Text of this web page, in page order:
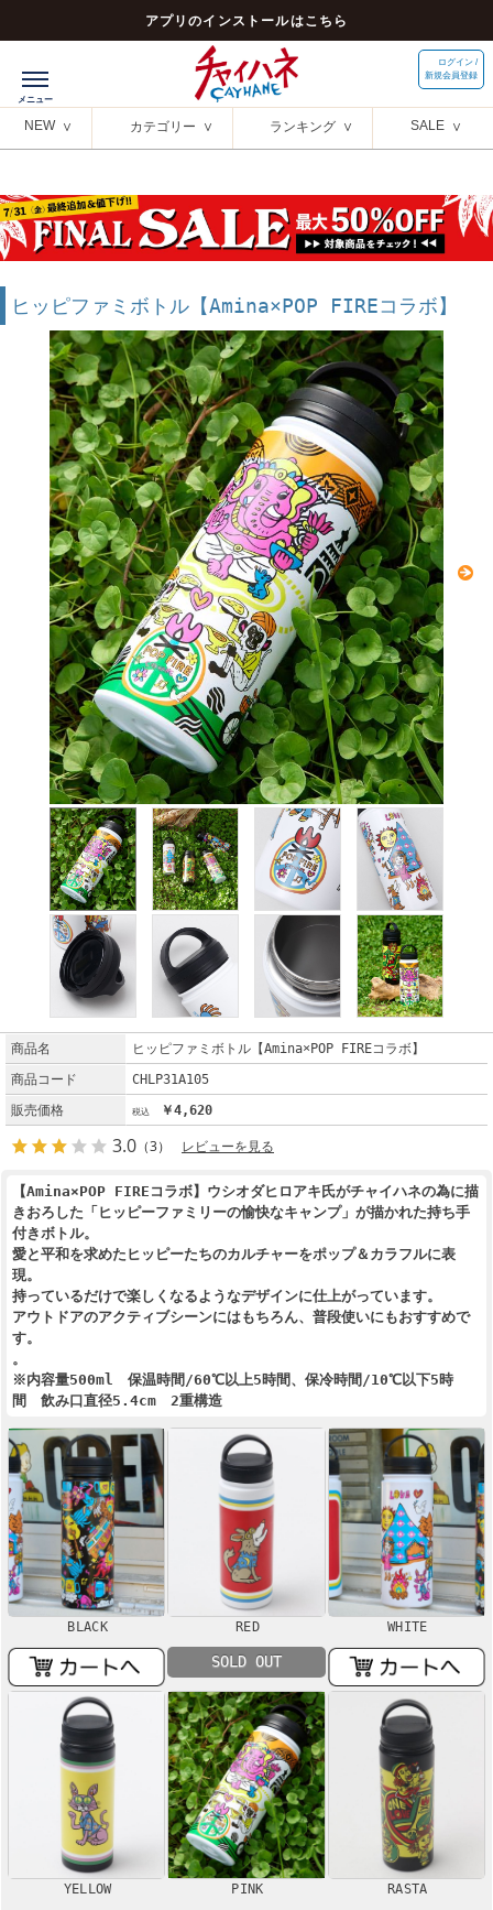
アプリのインストールはこちら
ログイン /
新規会員登録
NEW カテゴリー ランキング SALE
ヒッピファミボトル【Amina×POP FIREコラボ】
商品名
ヒッピファミボトル【Amina×POP FIREコラボ】
商品コード
CHLP31A105
販売価格
￥4,620
3.0 （3） レビューを見る
【Amina×POP FIREコラボ】ウシオダヒロアキ氏がチャイハネの為に描
きおろした「ヒッピーファミリーの愉快なキャンプ」が描かれた持ち手
付きボトル。
愛と平和を求めたヒッピーたちのカルチャーをポップ＆カラフルに表
現。
持っているだけで楽しくなるようなデザインに仕上がっています。
アウトドアのアクティブシーンにはもちろん、普段使いにもおすすめで
す。
。
※内容量500ml 保温時間/60℃以上5時間、保冷時間/10℃以下5時
間 飲み口直径5.4cm 2重構造
BLACK RED
SOLD OUT
WHITE
YELLOW
PINK RASTA